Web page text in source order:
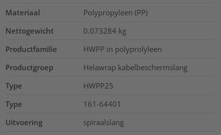
Materiaal
Polypropyleen (PP)
Nettogewicht
0.073284 kg
Productfamilie
HWPP in polyprolyleen
Productgroep
Helawrap kabelbeschermslang
Type
HWPP25
Type
161-64401
Uitvoering
spiraalslang